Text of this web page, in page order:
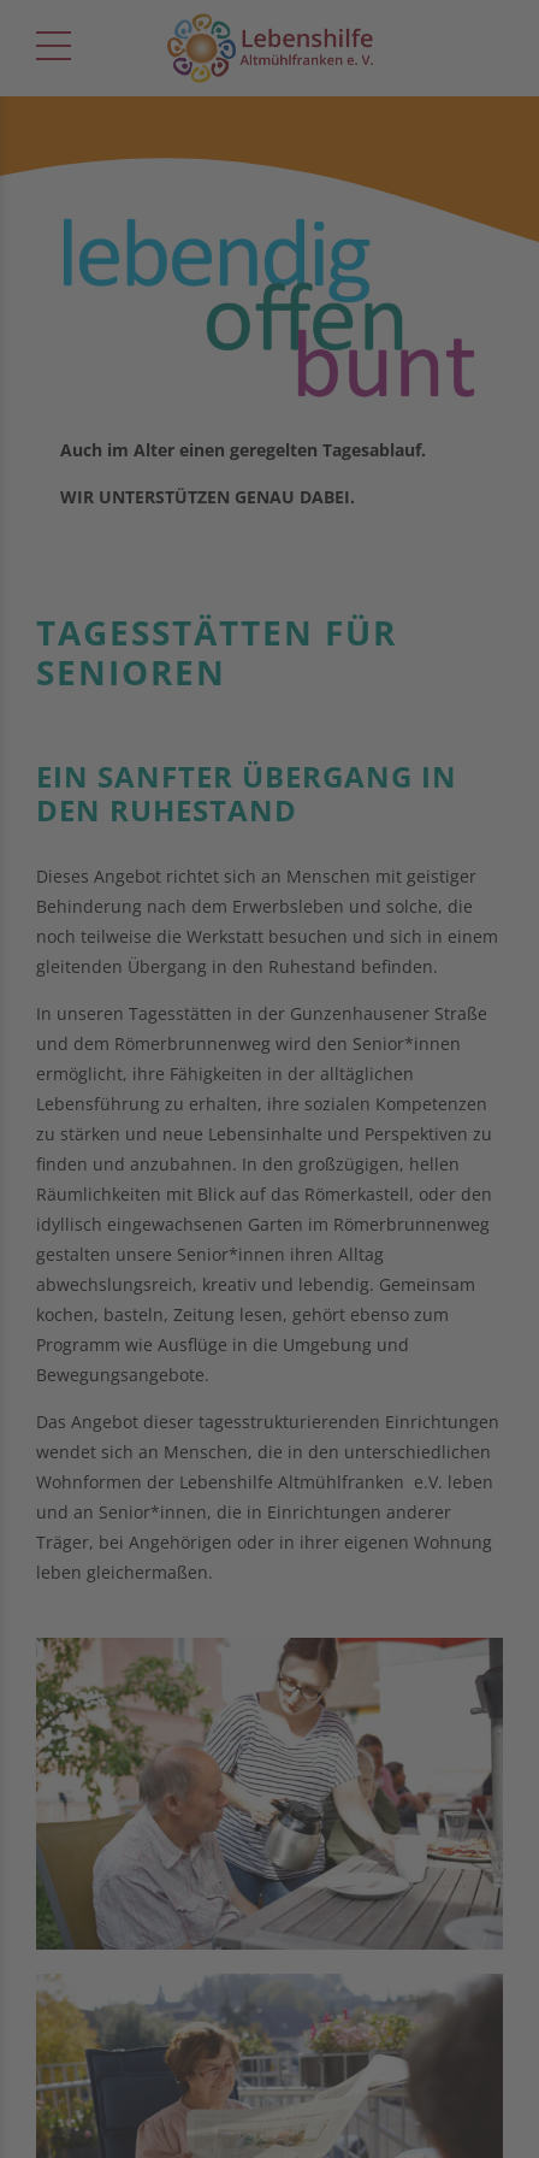
Auch im Alter einen geregelten Tagesablauf.
WIR UNTERSTÜTZEN GENAU DABEI.
TAGESSTÄTTEN FÜR
SENIOREN
EIN SANFTER ÜBERGANG IN
DEN RUHESTAND
Dieses Angebot richtet sich an Menschen mit geistiger
Behinderung nach dem Erwerbsleben und solche, die
noch teilweise die Werkstatt besuchen und sich in einem
gleitenden Übergang in den Ruhestand befinden.
In unseren Tagesstätten in der Gunzenhausener Straße
und dem Römerbrunnenweg wird den Senior*innen
ermöglicht, ihre Fähigkeiten in der alltäglichen
Lebensführung zu erhalten, ihre sozialen Kompetenzen
zu stärken und neue Lebensinhalte und Perspektiven zu
finden und anzubahnen. In den großzügigen, hellen
Räumlichkeiten mit Blick auf das Römerkastell, oder den
idyllisch eingewachsenen Garten im Römerbrunnenweg
gestalten unsere Senior*innen ihren Alltag
abwechslungsreich, kreativ und lebendig. Gemeinsam
kochen, basteln, Zeitung lesen, gehört ebenso zum
Programm wie Ausflüge in die Umgebung und
Bewegungsangebote.
Das Angebot dieser tagesstrukturierenden Einrichtungen
wendet sich an Menschen, die in den unterschiedlichen
Wohnformen der Lebenshilfe Altmühlfranken e.V. leben
und an Senior*innen, die in Einrichtungen anderer
Träger, bei Angehörigen oder in ihrer eigenen Wohnung
leben gleichermaßen.